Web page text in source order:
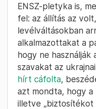
ENSZ-pletyka is,
fel: az állítás az
levélváltásokban
alkalmazottakat a
hogy ne használják
szavakat az
hírt cáfolta,
azt mondta, hogy
illetve „biztosítékot